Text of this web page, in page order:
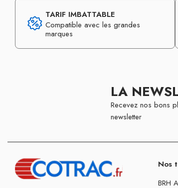
TARIF IMBATTABLE
Compatible avec les grandes
marques
LA
Recevez nos bons
newsletter
Nos
BRH